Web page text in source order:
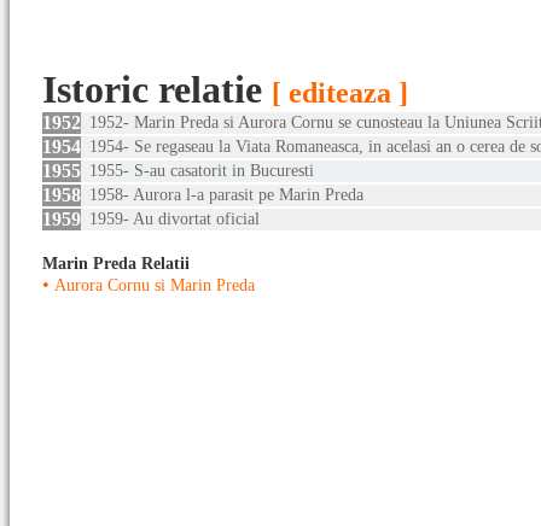
Istoric relatie [ editeaza ]
1952 1952- Marin Preda si Aurora Cornu se cunosteau la Uniunea
1954 1954- Se regaseau la Viata Romaneasca, in acelasi an o cerea de
1955 1955- S-au casatorit in Bucuresti
1958 1958- Aurora l-a parasit pe Marin Preda
1959 1959- Au divortat oficial
Marin Preda Relatii
• Aurora Cornu si Marin Preda